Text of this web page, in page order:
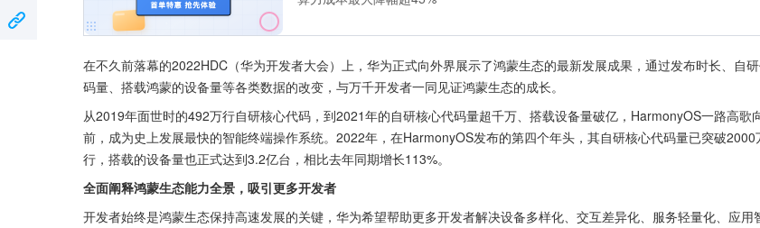
在不久前落幕的2022HDC（华为开发者大会）上，华为正式向外界展示了鸿蒙生态的最新发展成果，通过发布时长、自
码量、搭载鸿蒙的设备量等各类数据的改变，与万千开发者一同见证鸿蒙生态的成长。
从2019年面世时的492万行自研核心代码，到2021年的自研核心代码量超千万、搭载设备量破亿，HarmonyOS一路高歌
前，成为史上发展最快的智能终端操作系统。2022年，在HarmonyOS发布的第四个年头，其自研核心代码量已突破2000
行，搭载的设备量也正式达到3.2亿台，相比去年同期增长113%。
全面阐释鸿蒙生态能力全景，吸引更多开发者
开发者始终是鸿蒙生态保持高速发展的关键，华为希望帮助更多开发者解决设备多样化、交互差异化、服务轻量化、应用